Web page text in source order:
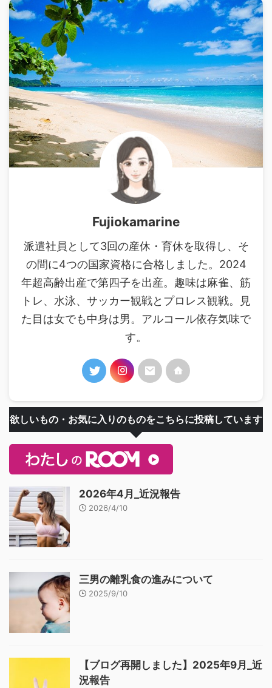
Fujiokamarine
派遣社員として3回の産休・育休を取得し、そ
の間に4つの国家資格に合格しました。2024
年超高齢出産で第四子を出産。趣味は麻雀、筋
トレ、水泳、サッカー観戦とプロレス観戦。見
た目は女でも中身は男。アルコール依存気味で
す。
欲しいもの・お気に入りのものをこちらに投稿しています
2026年4月_近況報告
2026/4/10
三男の離乳食の進みについて
2025/9/10
【ブログ再開しました】2025年9月_近
況報告